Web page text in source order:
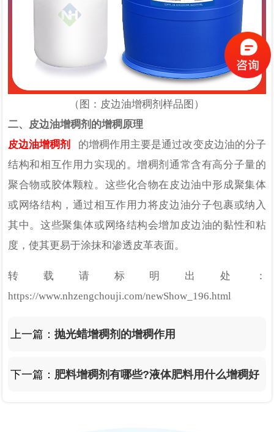
（图：皮边油增稠剂样品图）
二、皮边油增稠剂的增稠原理
皮边油增稠剂
的增稠作用主要是通过改变皮边油的分子
结构和相互作用力实现的。增稠剂通常含有高分子量的
聚合物或胶体颗粒。这些化合物在皮边油中形成聚集体
或网络结构，通过相互作用力将皮边油分子包裹或纳入
其中。这些聚集体或网络结构会增加皮边油的黏性和粘
度，使其更易于涂抹和渗透皮革表面。
转载请标明出处：
https://www.nhzengchouji.com/newShow_196.html
上一篇：抛光蜡增稠剂的增稠作用
下一篇： 肥料增稠剂有哪些?液体肥料用什么增稠好